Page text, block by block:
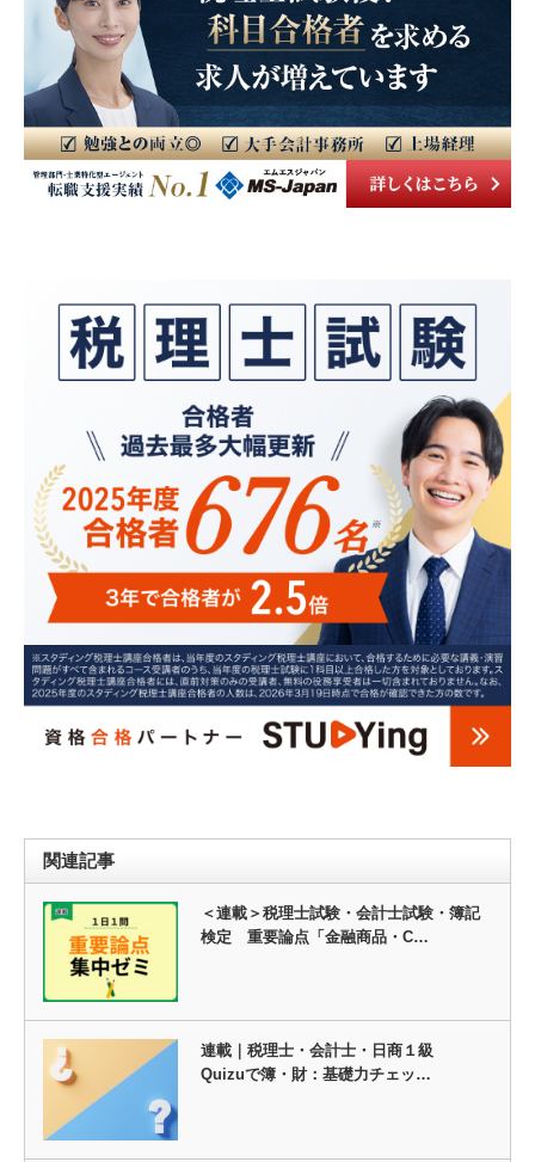
関連記事
＜連載＞税理士試験・会計士試験・簿記
検定 重要論点「金融商品・C…
連載｜税理士・会計士・日商１級
Quizuで簿・財：基礎力チェッ…